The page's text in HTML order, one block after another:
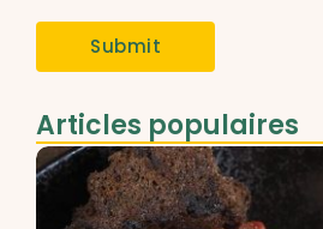
Articles populaires